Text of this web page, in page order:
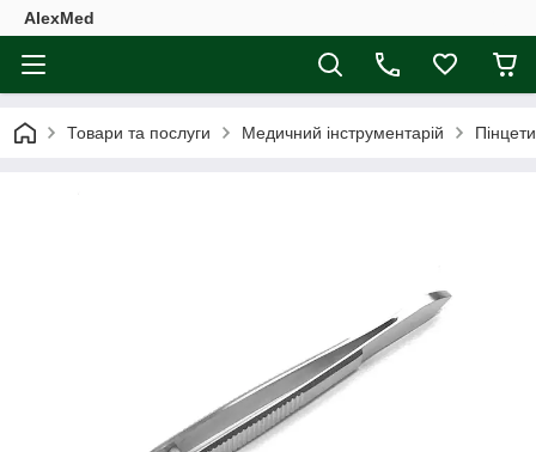
AlexMed
Товари та послуги Медичний інструментарій Пінцети